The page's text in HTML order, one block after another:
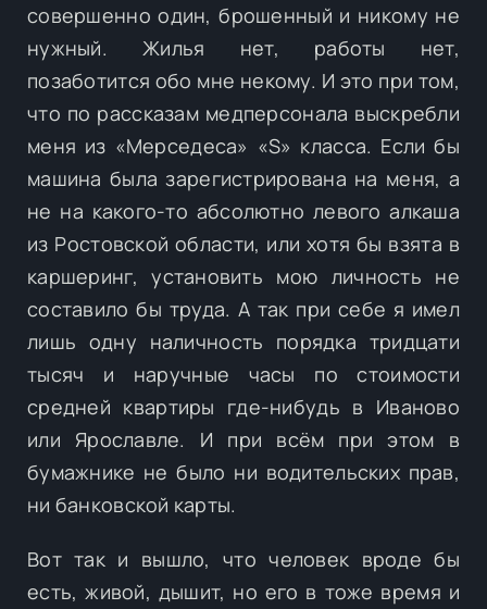
совершенно один, брошенный и никому не
нужный. Жилья нет, работы нет,
позаботится обо мне некому. И это при том,
что по рассказам медперсонала выскребли
меня из «Мерседеса» «S» класса. Если бы
машина была зарегистрирована на меня, а
не на какого-то абсолютно левого алкаша
из Ростовской области, или хотя бы взята в
каршеринг, установить мою личность не
составило бы труда. А так при себе я имел
лишь одну наличность порядка тридцати
тысяч и наручные часы по стоимости
средней квартиры где-нибудь в Иваново
или Ярославле. И при всём при этом в
бумажнике не было ни водительских прав,
ни банковской карты.
Вот так и вышло, что человек вроде бы
есть, живой, дышит, но его в тоже время и